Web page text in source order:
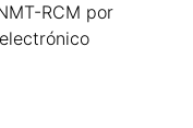
RCM por